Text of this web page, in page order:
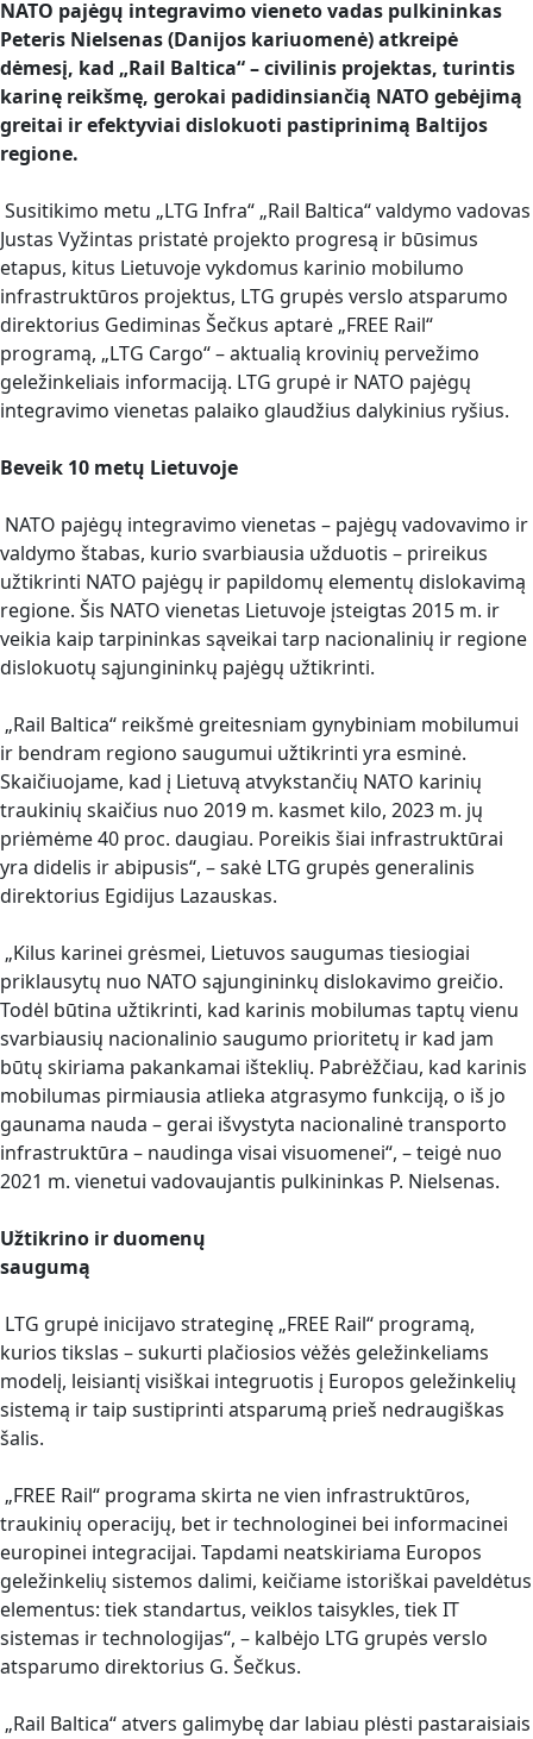
NATO pajėgų integravimo vieneto vadas pulkininkas
Peteris Nielsenas (Danijos kariuomenė) atkreipė
dėmesį, kad „Rail Baltica“ – civilinis projektas, turintis
karinę reikšmę, gerokai padidinsiančią NATO gebėjimą
greitai ir efektyviai dislokuoti pastiprinimą Baltijos
regione.
Susitikimo metu „LTG Infra“ „Rail Baltica“ valdymo vadovas
Justas Vyžintas pristatė projekto progresą ir būsimus
etapus, kitus Lietuvoje vykdomus karinio mobilumo
infrastruktūros projektus, LTG grupės verslo atsparumo
direktorius Gediminas Šečkus aptarė „FREE Rail“
programą, „LTG Cargo“ – aktualią krovinių pervežimo
geležinkeliais informaciją. LTG grupė ir NATO pajėgų
integravimo vienetas palaiko glaudžius dalykinius ryšius.
Beveik 10 metų Lietuvoje
NATO pajėgų integravimo vienetas – pajėgų vadovavimo ir
valdymo štabas, kurio svarbiausia užduotis – prireikus
užtikrinti NATO pajėgų ir papildomų elementų dislokavimą
regione. Šis NATO vienetas Lietuvoje įsteigtas 2015 m. ir
veikia kaip tarpininkas sąveikai tarp nacionalinių ir regione
dislokuotų sąjungininkų pajėgų užtikrinti.
„Rail Baltica“ reikšmė greitesniam gynybiniam mobilumui
ir bendram regiono saugumui užtikrinti yra esminė.
Skaičiuojame, kad į Lietuvą atvykstančių NATO karinių
traukinių skaičius nuo 2019 m. kasmet kilo, 2023 m. jų
priėmėme 40 proc. daugiau. Poreikis šiai infrastruktūrai
yra didelis ir abipusis“, – sakė LTG grupės generalinis
direktorius Egidijus Lazauskas.
„Kilus karinei grėsmei, Lietuvos saugumas tiesiogiai
priklausytų nuo NATO sąjungininkų dislokavimo greičio.
Todėl būtina užtikrinti, kad karinis mobilumas taptų vienu
svarbiausių nacionalinio saugumo prioritetų ir kad jam
būtų skiriama pakankamai išteklių. Pabrėžčiau, kad karinis
mobilumas pirmiausia atlieka atgrasymo funkciją, o iš jo
gaunama nauda – gerai išvystyta nacionalinė transporto
infrastruktūra – naudinga visai visuomenei“, – teigė nuo
2021 m. vienetui vadovaujantis pulkininkas P. Nielsenas.
Užtikrino ir duomenų
saugumą
LTG grupė inicijavo strateginę „FREE Rail“ programą,
kurios tikslas – sukurti plačiosios vėžės geležinkeliams
modelį, leisiantį visiškai integruotis į Europos geležinkelių
sistemą ir taip sustiprinti atsparumą prieš nedraugiškas
šalis.
„FREE Rail“ programa skirta ne vien infrastruktūros,
traukinių operacijų, bet ir technologinei bei informacinei
europinei integracijai. Tapdami neatskiriama Europos
geležinkelių sistemos dalimi, keičiame istoriškai paveldėtus
elementus: tiek standartus, veiklos taisykles, tiek IT
sistemas ir technologijas“, – kalbėjo LTG grupės verslo
atsparumo direktorius G. Šečkus.
„Rail Baltica“ atvers galimybę dar labiau plėsti pastaraisiais